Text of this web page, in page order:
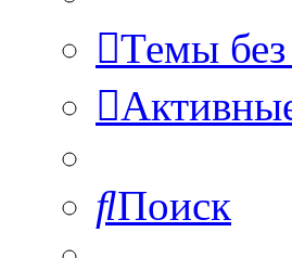
Темы без
Поиск